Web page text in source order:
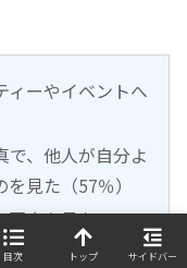
ィーやイベントへ
で、他人が自分よ
見た（57％）
写真を見た
目次 トップ サイドバー